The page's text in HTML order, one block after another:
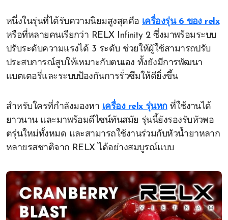
หนึ่งในรุ่นที่ได้รับความนิยมสูงสุดคือ เครื่องรุ่น 6 ของ relx
หรือที่หลายคนเรียกว่า RELX Infinity 2 ซึ่งมาพร้อมระบบ
ปรับระดับความแรงได้ 3 ระดับ ช่วยให้ผู้ใช้สามารถปรับ
ประสบการณ์สูบให้เหมาะกับตนเอง ทั้งยังมีการพัฒนา
แบตเตอรี่และระบบป้องกันการรั่วซึมให้ดียิ่งขึ้น
สำหรับใครที่กำลังมองหา เครื่อง relx รุ่นหกที่ใช้งานได้
ยาวนาน และมาพร้อมดีไซน์ทันสมัย รุ่นนี้ยังรองรับหัวพอ
ตรุ่นใหม่ทั้งหมด และสามารถใช้งานร่วมกับหัวน้ำยาหลาก
หลายรสชาติจาก RELX ได้อย่างสมบูรณ์แบบ